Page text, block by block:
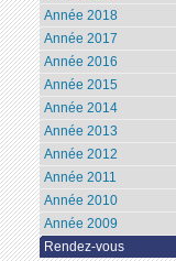
Année 2018
Année 2017
Année 2016
Année 2015
Année 2014
Année 2013
Année 2012
Année 2011
Année 2010
Année 2009
Rendez-vous